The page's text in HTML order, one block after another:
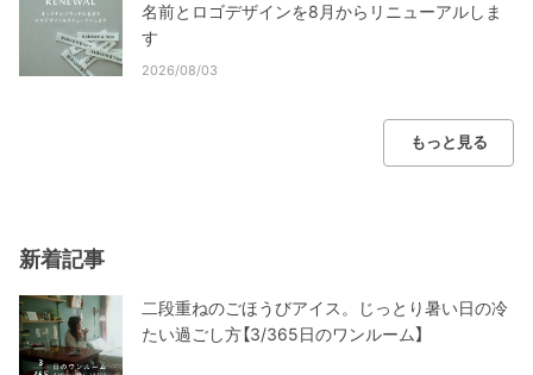
名前とロゴデザインを8月からリニューアルしま
す
2026/08/03
もっと見る
新着記事
二段重ねのごほうびアイス。じっとり暑い日の冷
たい過ごし方【3/365日のワンルーム】